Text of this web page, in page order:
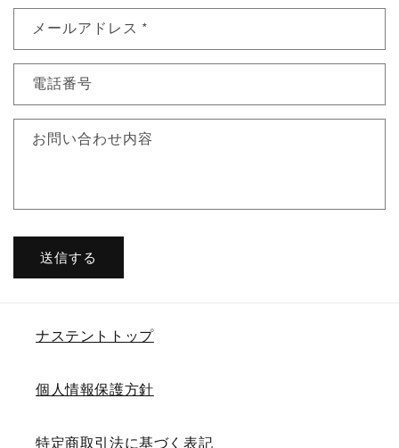
メールアドレス *
電話番号
お問い合わせ内容
送信する
ナステントトップ
個人情報保護方針
特定商取引法に基づく表記